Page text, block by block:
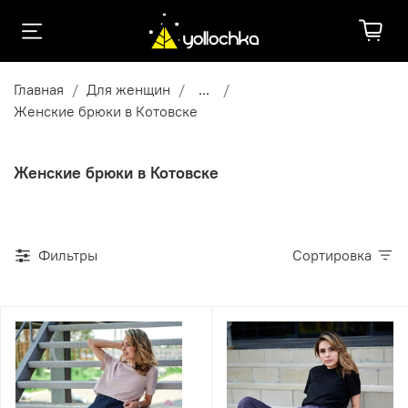
Главная Для женщин
...
Женские брюки в Котовске
Женские брюки в Котовске
Фильтры Сортировка